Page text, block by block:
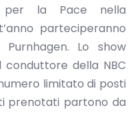
per la Pace nella
parteciperanno
Lo show
della NBC
limitato di posti
prenotati partono da